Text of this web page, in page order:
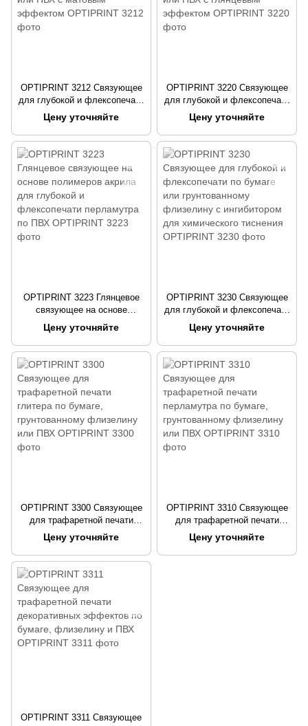
OPTIPRINT 3212 Связующее
для глубокой и флексопечати
по бумаге, грунтованному
флизелину или ПВХ с
матовым эффектом
Цену уточняйте
OPTIPRINT 3220 Связующее
для глубокой и флексопечати
по бумаге, грунтованному
флизелину или ПВХ с
глянцевым эффектом
Цену уточняйте
OPTIPRINT 3223 Глянцевое
связующее на основе
полимеров акрила для
глубокой и флексопечати
перламутра по ПВХ
Цену уточняйте
OPTIPRINT 3230 Связующее
для глубокой и флексопечати
по бумаге или грунтованному
флизелину с ингибитором для
химического тиснения
Цену уточняйте
OPTIPRINT 3300 Связующее
для трафаретной печати
глитера по бумаге,
грунтованному флизелину
или ПВХ
Цену уточняйте
OPTIPRINT 3310 Связующее
для трафаретной печати
перламутра по бумаге,
грунтованному флизелину
или ПВХ
Цену уточняйте
OPTIPRINT 3311 Связующее